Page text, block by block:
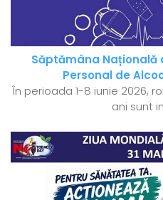
Săptămâna Națională
Personal de
În perioada 1-8 iunie 2026,
ani sunt